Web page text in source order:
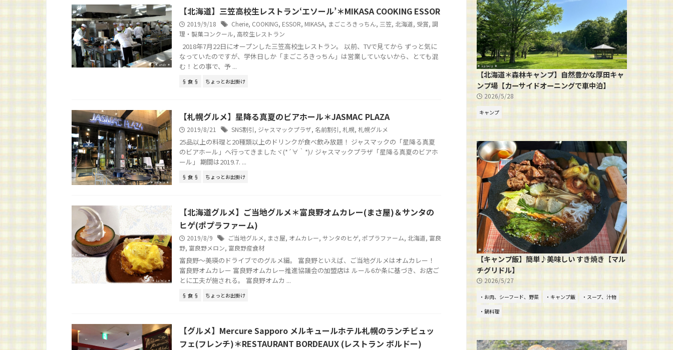
【北海道】三笠高校生レストラン‘エソール’＊MIKASA COOKING ESSOR
2019/9/18 Cherie, COOKING, ESSOR, MIKASA, まごころきっちん, 三笠, 北海道, 受賞, 調
理・製菓コンクール, 高校生レストラン
2018年7月22日にオープンした三笠高校生レストラン。 以前、TVで見てから ずっと気に
なっていたのですが、学休日しか「まごころきっちん」は営業していないから、とても混
む！との事で、予 ...
§ 食 § ちょっとお出掛け
【札幌グルメ】星降る真夏のビアホール＊JASMAC PLAZA
2019/8/21 SNS割引, ジャスマックプラザ, 名前割引, 札幌, 札幌グルメ
25品以上の料理と20種類以上のドリンクが食べ飲み放題！ ジャスマックの「星降る真夏
のビアホール」へ行ってきましたヾ(*´∀｀*)ﾉ ジャスマックプラザ「星降る真夏のビアホ
ール」 期間は2019.7. ...
§ 食 § ちょっとお出掛け
【北海道グルメ】ご当地グルメ＊富良野オムカレー(まさ屋)＆サンタの
ヒゲ(ポプラファーム)
2019/8/9 ご当地グルメ, まさ屋, オムカレー, サンタのヒゲ, ポプラファーム, 北海道, 富良
野, 富良野メロン, 富良野産食材
富良野～美瑛のドライブでのグルメ編。 富良野といえば、ご当地グルメはオムカレー！
富良野オムカレー 富良野オムカレー推進協議会の加盟店は ルール6か条に基づき、お店ご
とに工夫が施される。 富良野オムカ ...
§ 食 § ちょっとお出掛け
【グルメ】Mercure Sapporo メルキュールホテル札幌のランチビュッ
フェ(フレンチ)＊RESTAURANT BORDEAUX (レストラン ボルドー)
【北海道＊森林キャンプ】自然豊かな厚田キャ
ンプ場【カーサイドオーニングで車中泊】
2026/5/28
キャンプ
【キャンプ飯】簡単♪美味しい すき焼き【マル
チグリドル】
2026/5/27
・お肉、シーフード、野菜 ・キャンプ飯
・スープ、汁物
・鍋料理